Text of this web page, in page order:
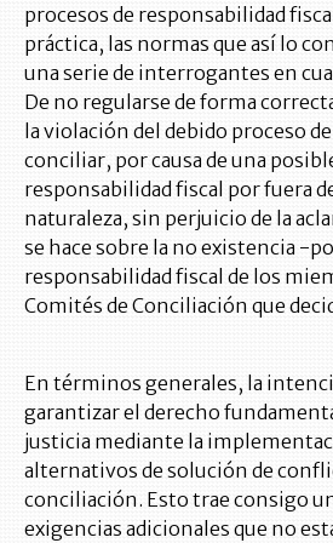
procesos de responsabilidad
práctica, las normas que así lo
una serie de interrogantes en
De no regularse de forma
la violación del debido proceso
conciliar, por causa de una
responsabilidad fiscal por fuera
naturaleza, sin perjuicio de la
se hace sobre la no existencia -
responsabilidad fiscal de los
Comités de Conciliación que
En términos generales, la
garantizar el derecho
justicia mediante la
alternativos de solución de
conciliación. Esto trae consigo
exigencias adicionales que no